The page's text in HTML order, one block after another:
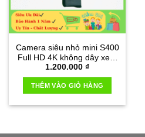
Camera siêu nhỏ mini S400
Full HD 4K không dây xem
qua điên thoại
1.200.000 ₫
THÊM VÀO GIỎ HÀNG